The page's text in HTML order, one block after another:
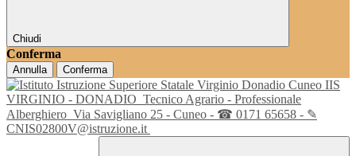
Chiudi
Conferma
Annulla Conferma
IIS
VIRGINIO - DONADIO Tecnico Agrario - Professionale
Alberghiero Via Savigliano 25 - Cuneo - ☎ 0171 65658 - ✎
CNIS02800V@istruzione.it